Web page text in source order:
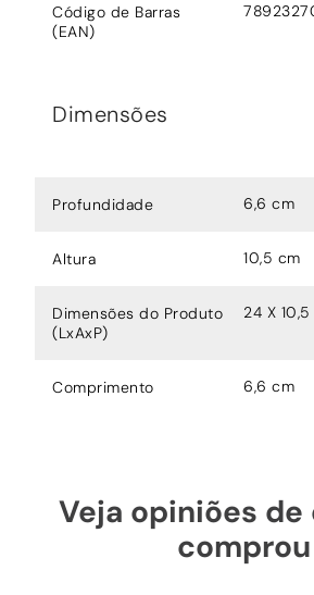
Código de Barras
(EAN)
Dimensões
Profundidade 6,6 cm
Altura 10,5 cm
Dimensões do Produto
(LxAxP)
24 X
Comprimento 6,6 cm
Veja opiniões de
comprou